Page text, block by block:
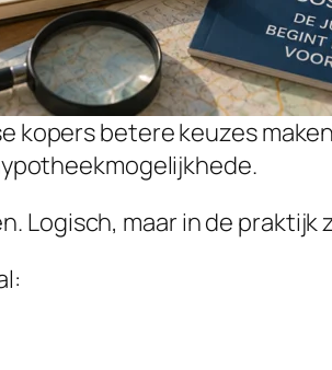
kopers betere keuzes
Logisch, maar in de praktijk